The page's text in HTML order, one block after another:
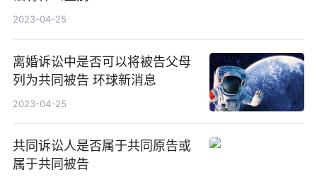
2023-04-25
离婚诉讼中是否可以将被告父母
列为共同被告 环球新消息
2023-04-25
共同诉讼人是否属于共同原告或
属于共同被告